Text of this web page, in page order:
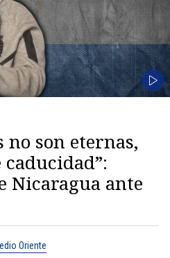
no son eternas,
Nicaragua ante
Oriente